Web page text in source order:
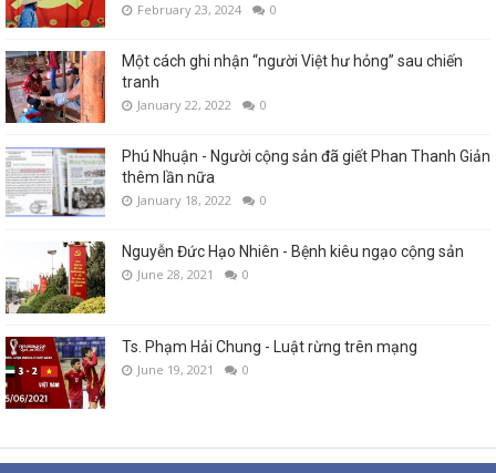
February 23, 2024 0
Một cách ghi nhận “người Việt hư hỏng” sau chiến
tranh
January 22, 2022 0
Phú Nhuận - Người cộng sản đã giết Phan Thanh Giản
thêm lần nữa
January 18, 2022 0
Nguyễn Đức Hạo Nhiên - Bệnh kiêu ngạo cộng sản
June 28, 2021 0
Ts. Phạm Hải Chung - Luật rừng trên mạng
June 19, 2021 0